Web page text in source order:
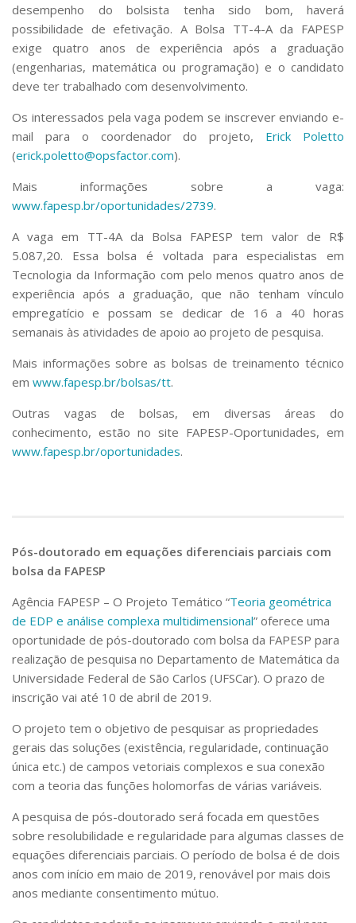
desempenho do bolsista tenha sido bom, haverá
possibilidade de efetivação. A Bolsa TT-4-A da FAPESP
exige quatro anos de experiência após a graduação
(engenharias, matemática ou programação) e o candidato
deve ter trabalhado com desenvolvimento.
Os interessados pela vaga podem se inscrever enviando e-
mail para o coordenador do projeto, Erick Poletto
(erick.poletto@opsfactor.com).
Mais informações sobre a vaga:
www.fapesp.br/oportunidades/2739.
A vaga em TT-4A da Bolsa FAPESP tem valor de R$
5.087,20. Essa bolsa é voltada para especialistas em
Tecnologia da Informação com pelo menos quatro anos de
experiência após a graduação, que não tenham vínculo
empregatício e possam se dedicar de 16 a 40 horas
semanais às atividades de apoio ao projeto de pesquisa.
Mais informações sobre as bolsas de treinamento técnico
em www.fapesp.br/bolsas/tt.
Outras vagas de bolsas, em diversas áreas do
conhecimento, estão no site FAPESP-Oportunidades, em
www.fapesp.br/oportunidades.
Pós-doutorado em equações diferenciais parciais com
bolsa da FAPESP
Agência FAPESP – O Projeto Temático “Teoria geométrica
de EDP e análise complexa multidimensional” oferece uma
oportunidade de pós-doutorado com bolsa da FAPESP para
realização de pesquisa no Departamento de Matemática da
Universidade Federal de São Carlos (UFSCar). O prazo de
inscrição vai até 10 de abril de 2019.
O projeto tem o objetivo de pesquisar as propriedades
gerais das soluções (existência, regularidade, continuação
única etc.) de campos vetoriais complexos e sua conexão
com a teoria das funções holomorfas de várias variáveis.
A pesquisa de pós-doutorado será focada em questões
sobre resolubilidade e regularidade para algumas classes de
equações diferenciais parciais. O período de bolsa é de dois
anos com início em maio de 2019, renovável por mais dois
anos mediante consentimento mútuo.